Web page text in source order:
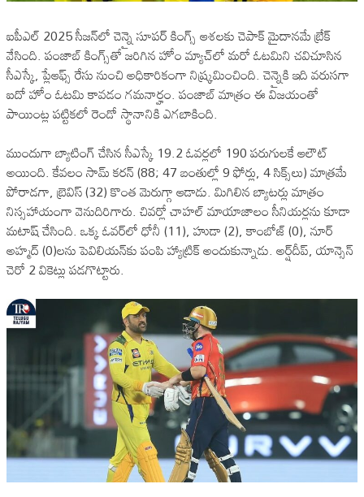
ఐపీఎల్‌ 2025 సీజన్‌లో చెన్నై సూపర్ కింగ్స్‌ ఆశలకు చెపాక్‌ మైదానమే బ్రేక్
వేసింది. పంజాబ్ కింగ్స్‌తో జరిగిన హోం మ్యాచ్‌లో మరో ఓటమిని చవిచూసిన
సీఎస్కే, ప్లేఆఫ్స్ రేసు నుంచి అధికారికంగా నిష్క్రమించింది. చెన్నైకి ఇది వరుసగా
ఐదో హోం ఓటమి కావడం గమనార్హం. పంజాబ్ మాత్రం ఈ విజయంతో
పాయింట్ల పట్టికలో రెండో స్థానానికి ఎగబాకింది.
ముందుగా బ్యాటింగ్ చేసిన సీఎస్కే 19.2 ఓవర్లలో 190 పరుగులకే ఆలౌట్
అయింది. కేవలం సామ్ కరన్ (88; 47 బంతుల్లో 9 ఫోర్లు, 4 సిక్స్‌లు) మాత్రమే
పోరాడగా, బ్రెవిస్ (32) కొంత మెరుగ్గా ఆడాడు. మిగిలిన బ్యాటర్లు మాత్రం
నిస్సహాయంగా వెనుదిరిగారు. చివర్లో చాహల్ మాయాజాలం సీనియర్లను కూడా
మటాష్ చేసింది. ఒక్క ఓవర్‌లో ధోనీ (11), హుడా (2), కాంబోజ్ (0), నూర్
అహ్మద్ (0)లను పెవిలియన్‌కు పంపి హ్యాట్రిక్ అందుకున్నాడు. అర్ష్‌దీప్, యాన్సెన్
చెరో 2 వికెట్లు పడగొట్టారు.